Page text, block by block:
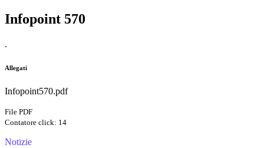
Infopoint 570
.
Allegati
Infopoint570.pdf
File PDF
Contatore click: 14
Notizie